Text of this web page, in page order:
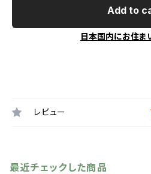
Add to
日本国内にお住ま
レビュー
最近チェックした商品